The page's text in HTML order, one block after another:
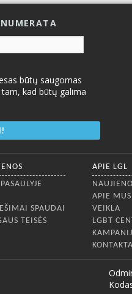
būtų saugomas
kad būtų galima
SPAUDAI
TEISĖS
APIE LGL
APIE MUS
VEIKLA
LGBT